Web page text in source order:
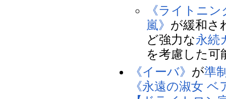
《ライトニ
嵐》 が緩和さ
ど強力な永続
を考慮した可
《イーバ》 が準
《永遠の淑女